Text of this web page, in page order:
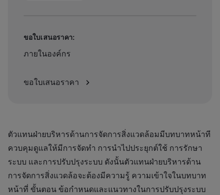
ขอใบเสนอราคา:
ภายในองค์กร
ขอใบเสนอราคา
ตัวแทนฝ่ายบริหารด้านการจัดการสิ่งแวดล้อมมีบทบาทหน้าที
ควบคุมดูแลให้มีการจัดทำ การนำไปประยุกต์ใช้ การรักษา
ระบบ และการปรับปรุงระบบ ดังนั้นตัวแทนฝ่ายบริหารด้าน
การจัดการสิ่งแวดล้อจะต้องมีความรู้ ความเข้าใจในบทบาท
หน้าที่ ขั้นตอน ข้อกำหนดและแนวทางในการปรับปรุงระบบ